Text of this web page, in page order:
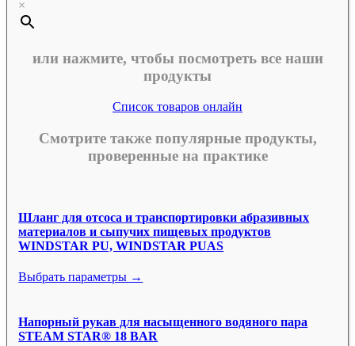
×
или нажмите, чтобы посмотреть все наши
продукты
Список товаров онлайн
Смотрите также популярные продукты,
проверенные на практике
Шланг для отсоса и транспортировки абразивных
материалов и сыпучих пищевых продуктов
WINDSTAR PU, WINDSTAR PUAS
Выбрать параметры →
Напорный рукав для насыщенного водяного пара
STEAM STAR® 18 BAR